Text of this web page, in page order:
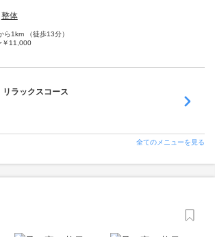
整体
ら1km （徒歩13分）
￥11,000
ラックスコース
全てのメニューを見る